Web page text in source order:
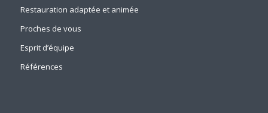
Restauration adaptée et animée
Proches de vous
Esprit d’équipe
Références